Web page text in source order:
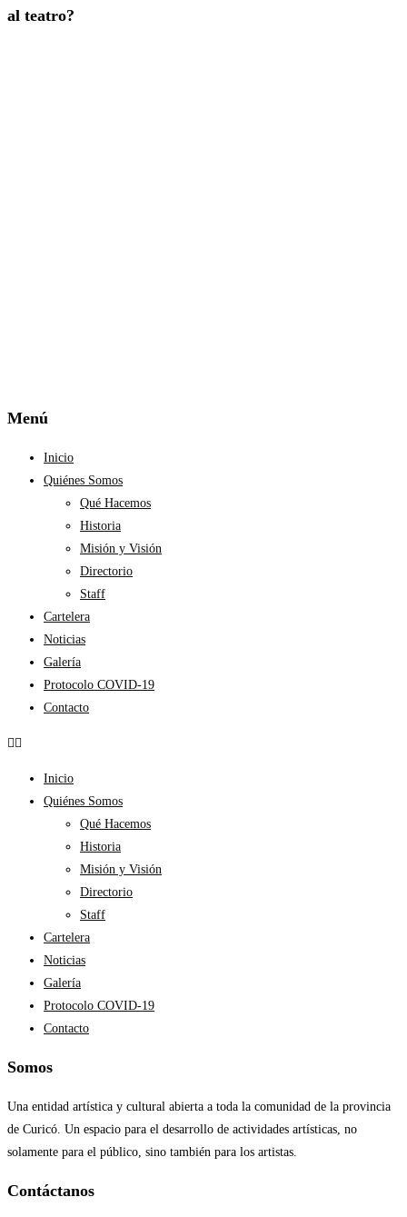
al teatro?
Menú
Inicio
Quiénes Somos
Qué Hacemos
Historia
Misión y Visión
Directorio
Staff
Cartelera
Noticias
Galería
Protocolo COVID-19
Contacto
Inicio
Quiénes Somos
Qué Hacemos
Historia
Misión y Visión
Directorio
Staff
Cartelera
Noticias
Galería
Protocolo COVID-19
Contacto
Somos
Una entidad artística y cultural abierta a toda la comunidad de la provincia
de Curicó. Un espacio para el desarrollo de actividades artísticas, no
solamente para el público, sino también para los artistas.
Contáctanos​